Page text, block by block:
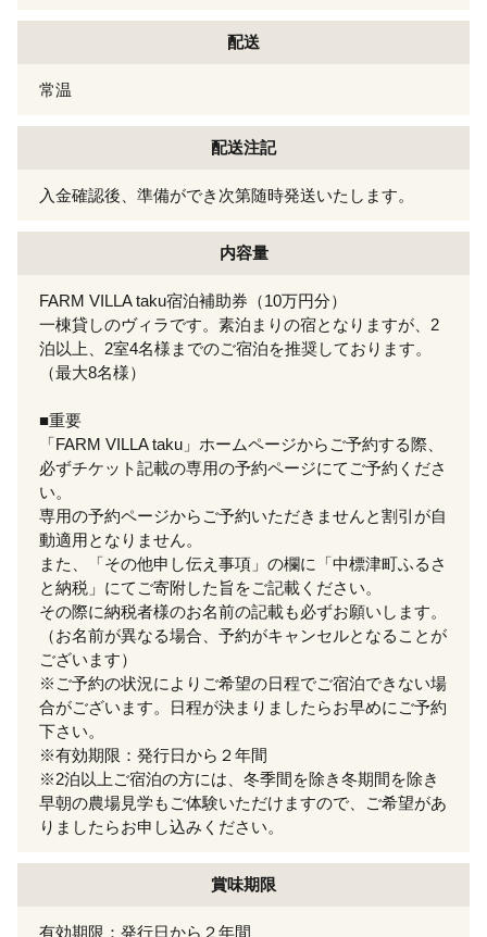
配送
常温
配送注記
入金確認後、準備ができ次第随時発送いたします。
内容量
FARM VILLA taku宿泊補助券（10万円分）
一棟貸しのヴィラです。素泊まりの宿となりますが、2
泊以上、2室4名様までのご宿泊を推奨しております。
（最大8名様）
■重要
「FARM VILLA taku」ホームページからご予約する際、
必ずチケット記載の専用の予約ページにてご予約くださ
い。
専用の予約ページからご予約いただきませんと割引が自
動適用となりません。
また、「その他申し伝え事項」の欄に「中標津町ふるさ
と納税」にてご寄附した旨をご記載ください。
その際に納税者様のお名前の記載も必ずお願いします。
（お名前が異なる場合、予約がキャンセルとなることが
ございます）
※ご予約の状況によりご希望の日程でご宿泊できない場
合がございます。日程が決まりましたらお早めにご予約
下さい。
※有効期限：発行日から２年間
※2泊以上ご宿泊の方には、冬季間を除き冬期間を除き
早朝の農場見学もご体験いただけますので、ご希望があ
りましたらお申し込みください。
賞味期限
有効期限：発行日から２年間